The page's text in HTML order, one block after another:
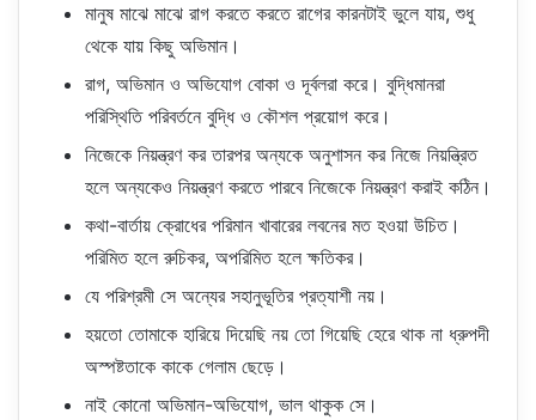
মানুষ মাঝে মাঝে রাগ করতে করতে রাগের কারনটাই ভুলে যায়, শুধু
থেকে যায় কিছু অভিমান।
রাগ, অভিমান ও অভিযোগ বোকা ও দূর্বলরা করে। বুদ্ধিমানরা
পরিস্থিতি পরিবর্তনে বুদ্ধি ও কৌশল প্রয়োগ করে।
নিজেকে নিয়ন্ত্রণ কর তারপর অন্যকে অনুশাসন কর নিজে নিয়ন্ত্রিত
হলে অন্যকেও নিয়ন্ত্রণ করতে পারবে নিজেকে নিয়ন্ত্রণ করাই কঠিন।
কথা-বার্তায় ক্রোধের পরিমান খাবারের লবনের মত হওয়া উচিত।
পরিমিত হলে রুচিকর, অপরিমিত হলে ক্ষতিকর।
যে পরিশ্রমী সে অন্যের সহানুভূতির প্রত্যাশী নয়।
হয়তো তোমাকে হারিয়ে দিয়েছি নয় তো গিয়েছি হেরে থাক না ধ্রুপদী
অস্পষ্টতাকে কাকে গেলাম ছেড়ে।
নাই কোনো অভিমান-অভিযোগ, ভাল থাকুক সে।